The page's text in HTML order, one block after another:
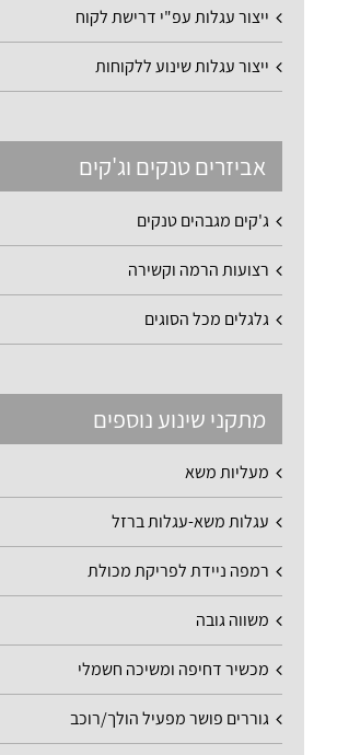
ייצור עגלות עפ"י דרישת לקוח
ייצור עגלות שינוע ללקוחות
אביזרים טנקים וג'קים
ג'קים מגבהים טנקים
רצועות הרמה וקשירה
גלגלים מכל הסוגים
מתקני שינוע נוספים
מעליות משא
עגלות משא-עגלות ברזל
רמפה ניידת לפריקת מכולת
משווה גובה
מכשיר דחיפה ומשיכה חשמלי
גוררים פושר מפעיל הולך/רוכב